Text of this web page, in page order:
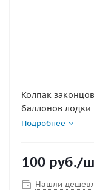
Колпак
баллонов лодки
Подробнее
100 руб./
Нашли